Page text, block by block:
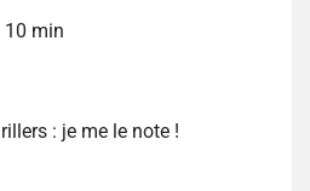
10 min
: je me le note !